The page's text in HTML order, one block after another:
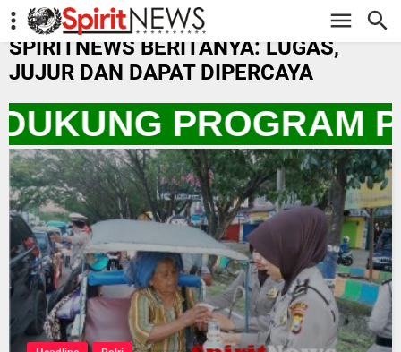
-->
SPIRITNEWS BERITANYA: LUGAS,
JUJUR DAN DAPAT DIPERCAYA
PROGRAM